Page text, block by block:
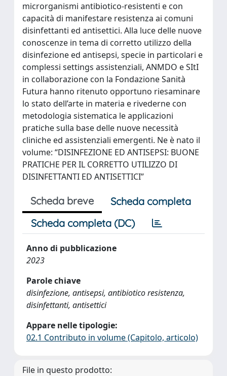
microrganismi antibiotico-resistenti e con
capacità di manifestare resistenza ai comuni
disinfettanti ed antisettici. Alla luce delle nuove
conoscenze in tema di corretto utilizzo della
disinfezione ed antisepsi, specie in particolari e
complessi settings assistenziali, ANMDO e SItI
in collaborazione con la Fondazione Sanità
Futura hanno ritenuto opportuno riesaminare
lo stato dell’arte in materia e rivederne con
metodologia sistematica le applicazioni
pratiche sulla base delle nuove necessità
cliniche ed assistenziali emergenti. Ne è nato il
volume: “DISINFEZIONE ED ANTISEPSI: BUONE
PRATICHE PER IL CORRETTO UTILIZZO DI
DISINFETTANTI ED ANTISETTICI”
Scheda breve
Scheda completa
Scheda completa (DC)
Anno di pubblicazione
2023
Parole chiave
disinfezione, antisepsi, antibiotico resistenza,
disinfettanti, antisettici
Appare nelle tipologie:
02.1 Contributo in volume (Capitolo, articolo)
File in questo prodotto: